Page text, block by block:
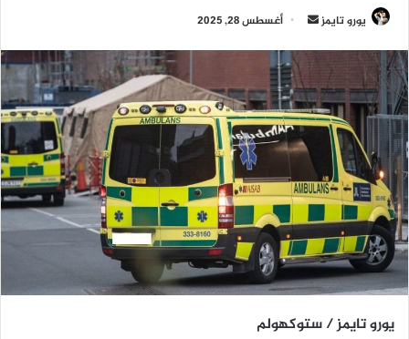
يورو تايمز
أرسل
إلكترونيا
أغسطس 28, 2025
يورو تايمز / ستوكهولم